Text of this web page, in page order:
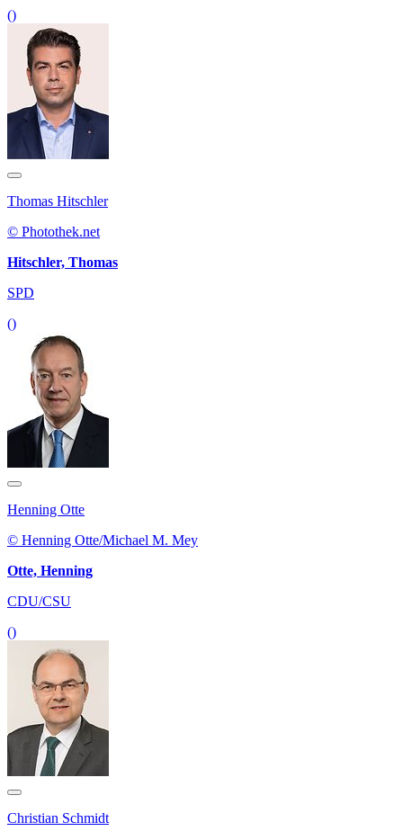
()
Thomas Hitschler
© Photothek.net
Hitschler, Thomas
SPD
()
Henning Otte
© Henning Otte/Michael M. Mey
Otte, Henning
CDU/CSU
()
Christian Schmidt